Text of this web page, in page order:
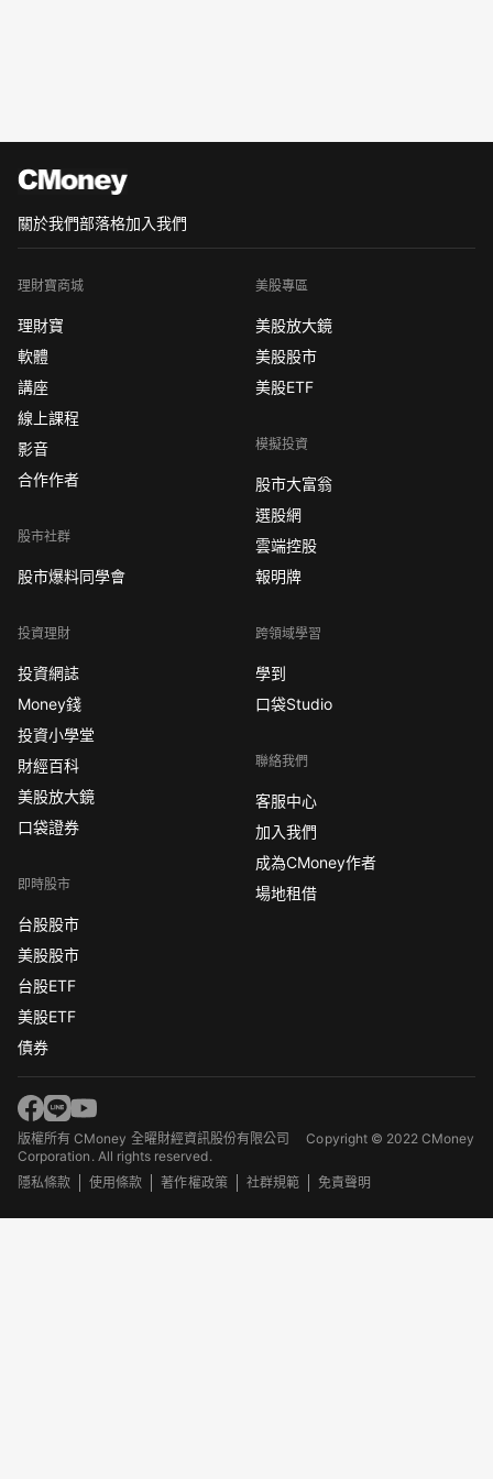
關於我們部落格加入我們
理財寶商城
理財寶
軟體
講座
線上課程
影音
合作作者
股市社群
股市爆料同學會
投資理財
投資網誌
Money錢
投資小學堂
財經百科
美股放大鏡
口袋證券
即時股市
台股股市
美股股市
台股ETF
美股ETF
債券
美股專區
美股放大鏡
美股股市
美股ETF
模擬投資
股市大富翁
選股網
雲端控股
報明牌
跨領域學習
學到
口袋Studio
聯絡我們
客服中心
加入我們
成為CMoney作者
場地租借
版權所有 CMoney 全曜財經資訊股份有限公司Copyright © 2022 CMoney
Corporation. All rights reserved.
隱私條款
使用條款 著作權政策 社群規範 免責聲明